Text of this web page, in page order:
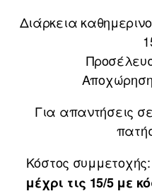
Διάρκεια
Για απαντήσεις
Κόστος
μέχρι τις 15/5 με